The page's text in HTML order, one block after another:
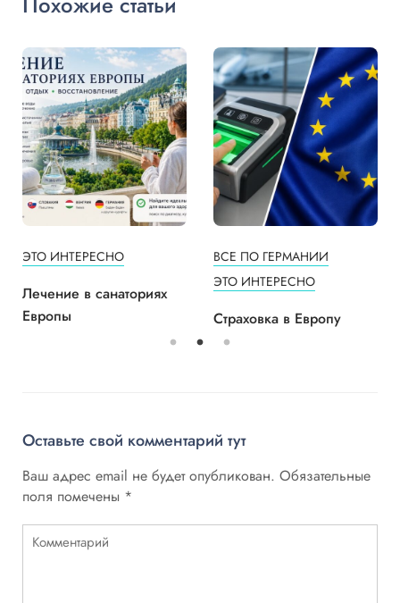
ЭТО ИНТЕРЕСНО
Лечение в санаториях
Европы
ВСЕ ПО ГЕРМАНИИ
ЭТО ИНТЕРЕСНО
Страховка в Европу
Оставьте свой комментарий тут
Ваш адрес email не будет опубликован. Обязательные
поля помечены *